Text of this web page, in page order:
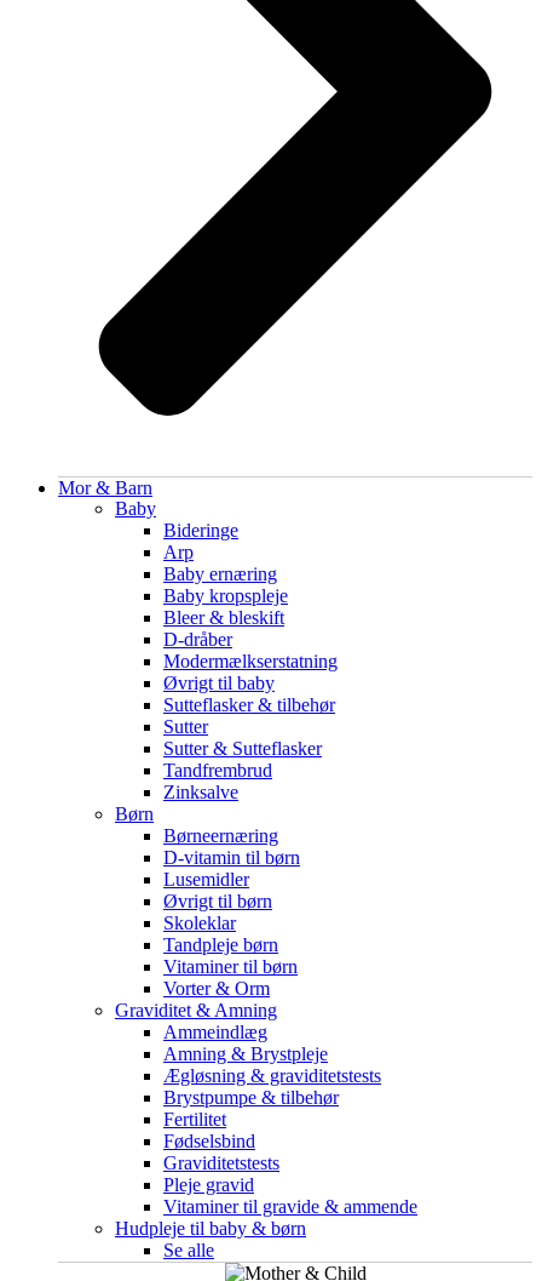
Mor & Barn
Baby
Bideringe
Arp
Baby ernæring
Baby kropspleje
Bleer & bleskift
D-dråber
Modermælkserstatning
Øvrigt til baby
Sutteflasker & tilbehør
Sutter
Sutter & Sutteflasker
Tandfrembrud
Zinksalve
Børn
Børneernæring
D-vitamin til børn
Lusemidler
Øvrigt til børn
Skoleklar
Tandpleje børn
Vitaminer til børn
Vorter & Orm
Graviditet & Amning
Ammeindlæg
Amning & Brystpleje
Ægløsning & graviditetstests
Brystpumpe & tilbehør
Fertilitet
Fødselsbind
Graviditetstests
Pleje gravid
Vitaminer til gravide & ammende
Hudpleje til baby & børn
Se alle